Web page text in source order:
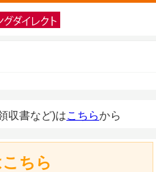
収書など)はこちらから
ちら